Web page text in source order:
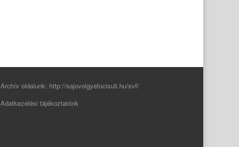
Archív oldalunk: http://sajovolgyefocisuli.hu/svf/
Adatkezelési tájékoztatónk